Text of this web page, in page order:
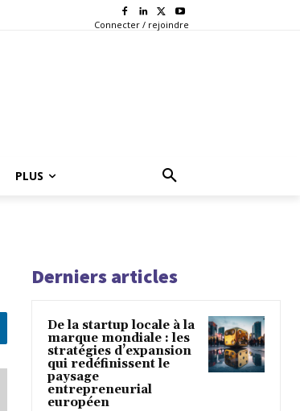
Connecter / rejoindre
PLUS
Derniers articles
De la startup locale à la
marque mondiale : les
stratégies d’expansion
qui redéfinissent le
paysage
entrepreneurial
européen